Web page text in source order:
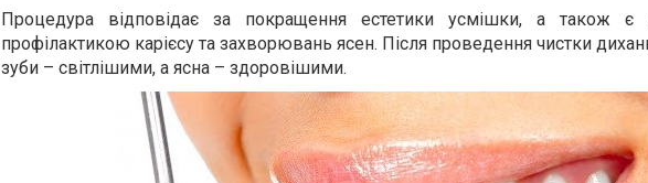
Процедура відповідає за покращення естетики усмішки, а також
профілактикою карієсу та захворювань ясен. Після проведення чистки
зуби – світлішими, а ясна – здоровішими.